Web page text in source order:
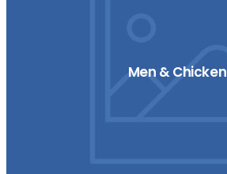
Men & Chicken